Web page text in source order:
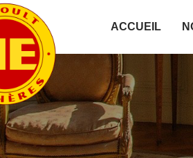
ACCUEIL